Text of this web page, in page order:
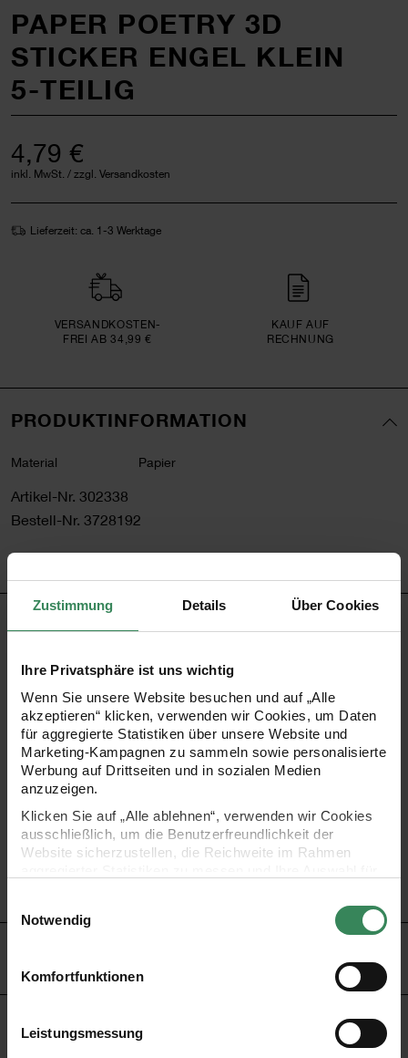
Zustimmung Details Über Cookies
Ihre Privatsphäre ist uns wichtig
Wenn Sie unsere Website besuchen und auf „Alle
akzeptieren“ klicken, verwenden wir Cookies, um Daten
für aggregierte Statistiken über unsere Website und
Marketing-Kampagnen zu sammeln sowie personalisierte
Werbung auf Drittseiten und in sozialen Medien
anzuzeigen.
Klicken Sie auf „Alle ablehnen“, verwenden wir Cookies
ausschließlich, um die Benutzerfreundlichkeit der
Website sicherzustellen, die Reichweite im Rahmen
Ihre Einwilligung ist freiwillig und kann jederzeit über den
Link „Cookie-Einstellungen“ im Fußbereich der Seite
verwendeten Technologien und den Empfängern der
Daten finden Sie in unserer Datenschutzerklärung.
Notwendig
Komfortfunktionen
Leistungsmessung
PAPER POETRY 3D
STICKER ENGEL KLEIN
5-TEILIG
4,79 €
inkl. MwSt. / zzgl. Versandkosten
Lieferzeit: ca. 1-3 Werktage
VERSAND­KOSTEN­
FREI AB 34,99 €
KAUF AUF
RECHNUNG
PRODUKTINFORMATION
Material Papier
Artikel-Nr. 302338
Bestell-Nr. 3728192
PRODUKTBESCHREIBUNG
Die kleinen 3D-Sticker Engel eignen sich als zauberhafte
Dekoration für Weihnachtskarten, Geschenke und kreative
Bastelarbeiten. Die kleinen, erhabenen Motive sorgen für
eine besondere Tiefe und eine elegante, festliche
Ausstrahlung. Sie haften zuverlässig auf glatten
Oberflächen und lassen sich mühelos anbringen.
- Motiv: Engel klein
KAUFEMPFEHLUNG